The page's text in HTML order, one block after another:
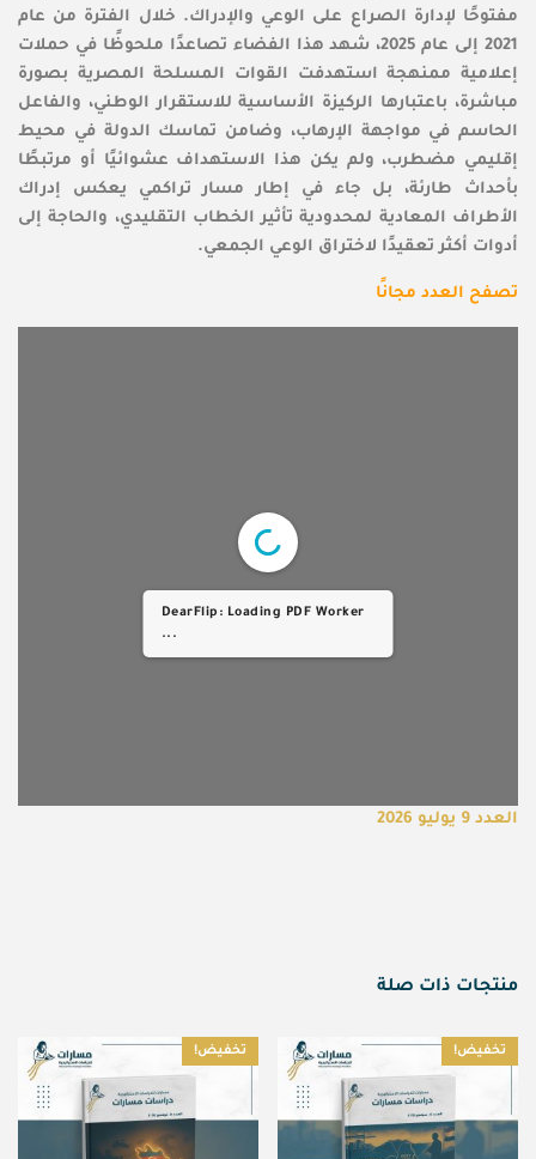
مفتوحًا لإدارة الصراع على الوعي والإدراك. خلال الفترة من عام
2021 إلى عام 2025، شهد هذا الفضاء تصاعدًا ملحوظًا في حملات
إعلامية ممنهجة استهدفت القوات المسلحة المصرية بصورة
مباشرة، باعتبارها الركيزة الأساسية للاستقرار الوطني، والفاعل
الحاسم في مواجهة الإرهاب، وضامن تماسك الدولة في محيط
إقليمي مضطرب، ولم يكن هذا الاستهداف عشوائيًا أو مرتبطًا
بأحداث طارئة، بل جاء في إطار مسار تراكمي يعكس إدراك
الأطراف المعادية لمحدودية تأثير الخطاب التقليدي، والحاجة إلى
أدوات أكثر تعقيدًا لاختراق الوعي الجمعي.
تصفح العدد مجانًا
DearFlip: Loading PDF ...
العدد 9 يوليو 2026
منتجات ذات صلة
تخفيض! تخفيض!